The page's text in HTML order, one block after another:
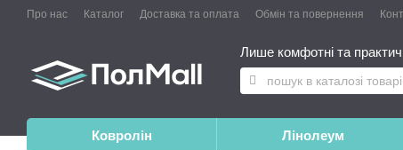
Про нас Каталог Доставка та оплата Обмін та повернення
Лише комфотні та
Ковролін Лінолеум